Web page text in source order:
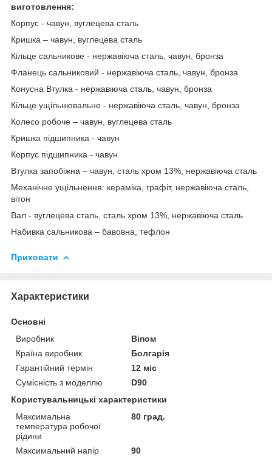
виготовлення:
Корпус - чавун, вуглецева сталь
Кришка – чавун, вуглецева сталь
Кільце сальникове - нержавіюча сталь, чавун, бронза
Фланець сальниковий - нержавіюча сталь, чавун, бронза
Конусна Втулка - нержавіюча сталь, чавун, бронза
Кільце ущільнювальне - нержавіюча сталь, чавун, бронза
Колесо робоче – чавун, вуглецева сталь
Кришка підшипника - чавун
Корпус підшипника - чавун
Втулка запобіжна – чавун, сталь хром 13%, нержавіюча сталь
Механічне ущільнення: кераміка, графіт, нержавіюча сталь,
вітон
Вал - вуглецева сталь, сталь хром 13%, нержавіюча сталь
Набивка сальникова – бавовна, тефлон
Приховати
Характеристики
Основні
Виробник
Віпом
Країна виробник
Болгарія
Гарантійний термін
12 міс
Сумісність з моделлю
D90
Користувальницькі характеристики
Максимальна
температура робочої
рідини
80 град.
Максимальний напір
90